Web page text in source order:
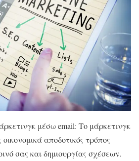
μέσω email: Το μάρκετινγκ
αποδοτικός τρόπος
σας και δημιουργίας σχέσεων.